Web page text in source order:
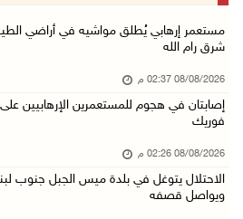
الإعصار "دولفين" يضرب أوكيناوا باليابان
08/آب/2026 12:08 م
42 الف مسافر تنقلوا عبر معبر الكرامة الأسبوع ...
08/آب/2026 11:44 ص
منتخبنا الوطني للتايكواندو يستهل
مستعمر إرهابي يُطلق مواشيه في أراضي
شرق رام الله
08/08/2026 02:37 م
إصابتان في هجوم للمستعمرين الإرهابيين
فوريك
08/08/2026 02:26 م
الاحتلال يتوغل في بلدة ميس الجبل جنوب
ويواصل قصفه